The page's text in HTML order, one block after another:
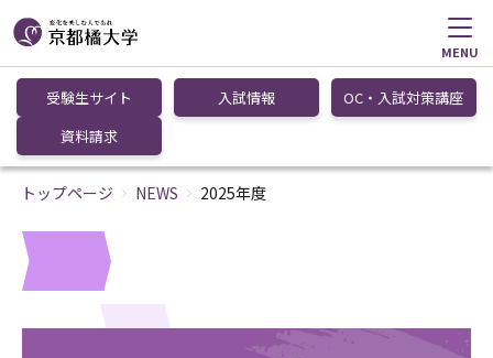
MENU
受験生サイト 入試情報
OC・入試対策講座
資料請求
トップページ NEWS 2025年度